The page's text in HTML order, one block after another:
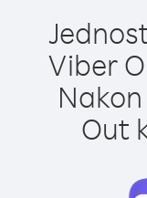
Viber
Out